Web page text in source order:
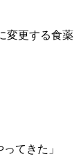
変更する食薬
てきた」